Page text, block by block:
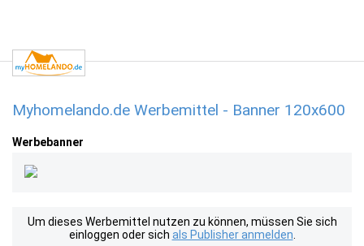
Myhomelando.de Werbemittel - Banner 120x600
Werbebanner
Um dieses Werbemittel nutzen zu können, müssen Sie sich
einloggen oder sich als Publisher anmelden